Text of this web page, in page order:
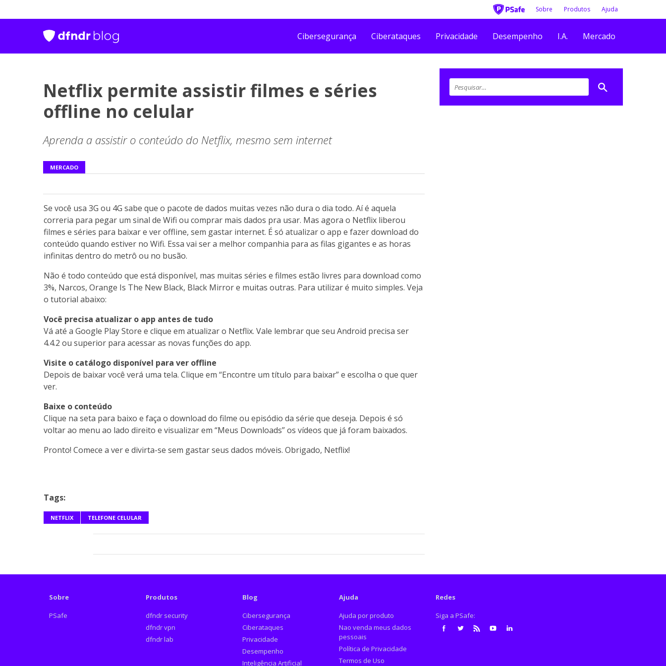
Sobre Produtos Ajuda
Cibersegurança Ciberataques Privacidade Desempenho I.A. Mercado
Netflix permite assistir filmes e séries
offline no celular
Aprenda a assistir o conteúdo do Netflix, mesmo sem internet
MERCADO
Se você usa 3G ou 4G sabe que o pacote de dados muitas vezes não dura o dia todo. Aí é aquela
correria para pegar um sinal de Wifi ou comprar mais dados pra usar. Mas agora o Netflix liberou
filmes e séries para baixar e ver offline, sem gastar internet. É só atualizar o app e fazer download do
conteúdo quando estiver no Wifi. Essa vai ser a melhor companhia para as filas gigantes e as horas
infinitas dentro do metrô ou no busão.
Não é todo conteúdo que está disponível, mas muitas séries e filmes estão livres para download como
3%, Narcos, Orange Is The New Black, Black Mirror e muitas outras. Para utilizar é muito simples. Veja
o tutorial abaixo:
Você precisa atualizar o app antes de tudo
Vá até a Google Play Store e clique em atualizar o Netflix. Vale lembrar que seu Android precisa ser
4.4.2 ou superior para acessar as novas funções do app.
Visite o catálogo disponível para ver offline
Depois de baixar você verá uma tela. Clique em “Encontre um título para baixar” e escolha o que quer
ver.
Baixe o conteúdo
Clique na seta para baixo e faça o download do filme ou episódio da série que deseja. Depois é só
voltar ao menu ao lado direito e visualizar em “Meus Downloads” os vídeos que já foram baixados.
Pronto! Comece a ver e divirta-se sem gastar seus dados móveis. Obrigado, Netflix!
Tags:
NETFLIX TELEFONE CELULAR
Sobre
PSafe
Produtos
dfndr security
dfndr vpn
dfndr lab
Blog
Cibersegurança
Ciberataques
Privacidade
Desempenho
Inteligência Artificial
Ajuda
Ajuda por produto
Nao venda meus dados
pessoais
Política de Privacidade
Termos de Uso
Redes
Siga a PSafe: